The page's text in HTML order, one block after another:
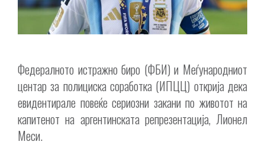
Федералното истражно биро (ФБИ) и Меѓународниот
центар за полициска соработка (ИПЦЦ) открија дека
евидентирале повеќе сериозни закани по животот на
капитенот на аргентинската репрезентација, Лионел
Меси.